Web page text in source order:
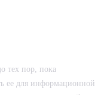
тех пор, пока
ее для информационной